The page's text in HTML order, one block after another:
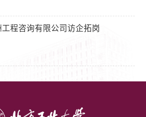
程咨询有限公司访企拓岗